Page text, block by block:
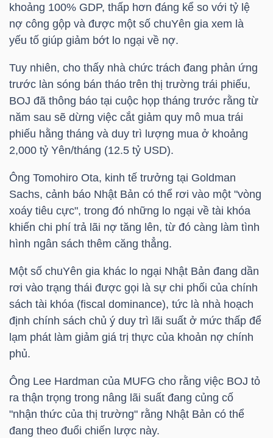
khoảng 100% GDP, thấp hơn đáng kể so với tỷ lệ
nợ công gộp và được một số chuYên gia xem là
yếu tố giúp giảm bớt lo ngại về nợ.
Tuy nhiên, cho thấy nhà chức trách đang phản ứng
trước làn sóng bán tháo trên thị trường trái phiếu,
BOJ đã thông báo tại cuộc họp tháng trước rằng từ
năm sau sẽ dừng việc cắt giảm quy mô mua trái
phiếu hằng tháng và duy trì lượng mua ở khoảng
2,000 tỷ Yên/tháng (12.5 tỷ USD).
Ông Tomohiro Ota, kinh tế trưởng tại Goldman
Sachs, cảnh báo Nhật Bản có thể rơi vào một "vòng
xoáy tiêu cực", trong đó những lo ngại về tài khóa
khiến chi phí trả lãi nợ tăng lên, từ đó càng làm tình
hình ngân sách thêm căng thẳng.
Một số chuYên gia khác lo ngại Nhật Bản đang dần
rơi vào trạng thái được gọi là sự chi phối của chính
sách tài khóa (fiscal dominance), tức là nhà hoạch
định chính sách chủ ý duy trì lãi suất ở mức thấp để
lạm phát làm giảm giá trị thực của khoản nợ chính
phủ.
Ông Lee Hardman của MUFG cho rằng việc BOJ tỏ
ra thận trọng trong nâng lãi suất đang củng cố
"nhận thức của thị trường" rằng Nhật Bản có thể
đang theo đuổi chiến lược này.
CÔNG
NGHỆ
THÔNG
DỊCH
VỤ
TRUYỀN
THÔNG
BẤT
ĐỘNG